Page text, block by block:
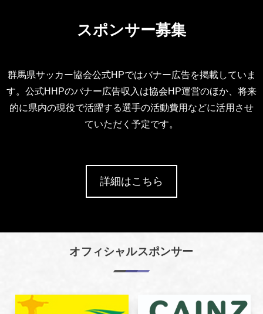
スポンサー募集
群馬県サッカー協会公式HPではバナー広告を掲載していま
す。公式HHPのバナー広告収入は協会HP運営のほか、将来
的に県内の現役で活躍する選手の活動費用などに活用させ
ていただく予定です。
詳細はこちら
オフィシャルスポンサー